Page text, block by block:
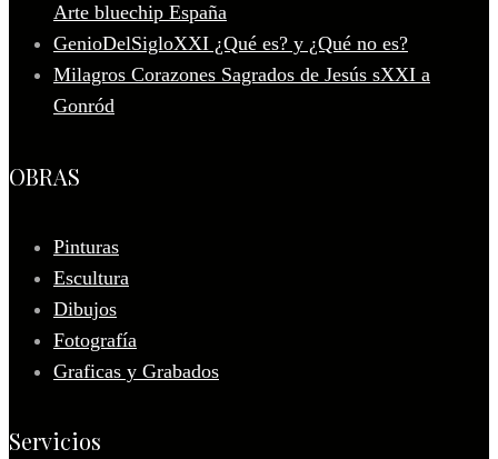
Arte bluechip España
GenioDelSigloXXI ¿Qué es? y ¿Qué no es?
Milagros Corazones Sagrados de Jesús sXXI a
Gonród
OBRAS
Pinturas
Escultura
Dibujos
Fotografía
Graficas y Grabados
Servicios